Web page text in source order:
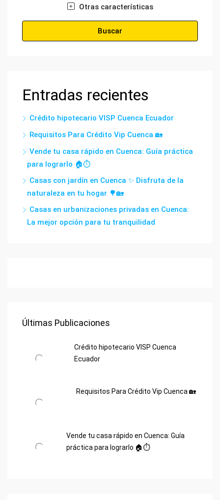
Otras características
Buscar
Entradas recientes
Crédito hipotecario VISP Cuenca Ecuador
Requisitos Para Crédito Vip Cuenca 🏡
Vende tu casa rápido en Cuenca: Guía práctica
para lograrlo 🏠⏱️
Casas con jardín en Cuenca ✨ Disfruta de la
naturaleza en tu hogar 🌳🏡
Casas en urbanizaciones privadas en Cuenca:
La mejor opción para tu tranquilidad
Últimas Publicaciones
Crédito hipotecario VISP Cuenca
Ecuador
Requisitos Para Crédito Vip Cuenca 🏡
Vende tu casa rápido en Cuenca: Guía
práctica para lograrlo 🏠⏱️